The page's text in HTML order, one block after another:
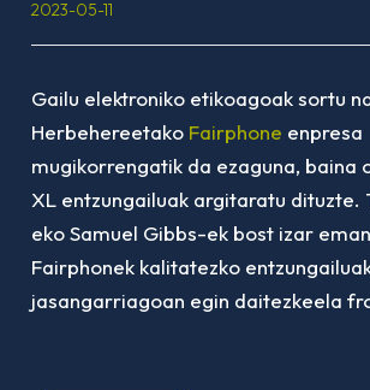
2023-05-11
Gailu elektroniko etikoagoak sortu
Herbehereetako Fairphone enpresa
mugikorrengatik da ezaguna, baina
XL entzungailuak argitaratu dituzte.
eko Samuel Gibbs-ek bost izar
Fairphonek kalitatezko
jasangarriagoan egin daitezkeela